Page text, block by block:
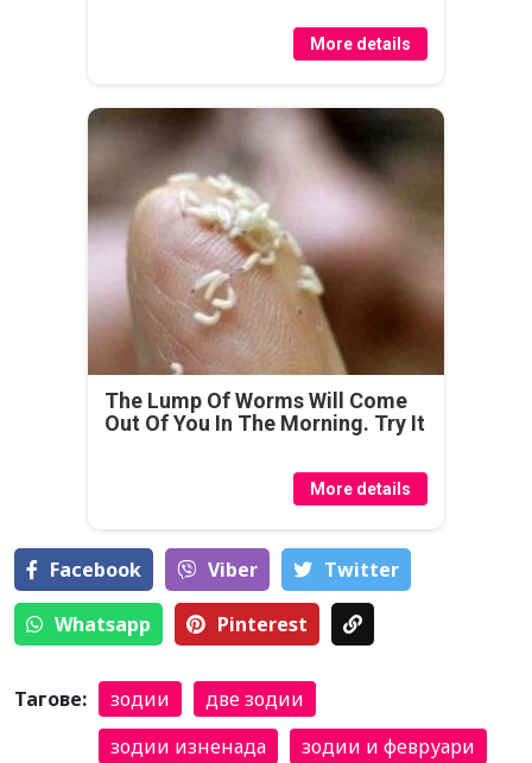
More details
The Lump Of Worms Will Come
Out Of You In The Morning. Try It
More details
Facebook Viber Тwitter
Whatsapp Pinterest
Тагове: зодии
две зодии
зодии изненада
зодии и февруари